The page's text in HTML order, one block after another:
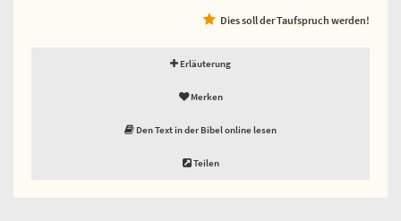
Dies soll der Taufspruch werden!
Erläuterung
Merken
Den Text in der Bibel online lesen
Teilen